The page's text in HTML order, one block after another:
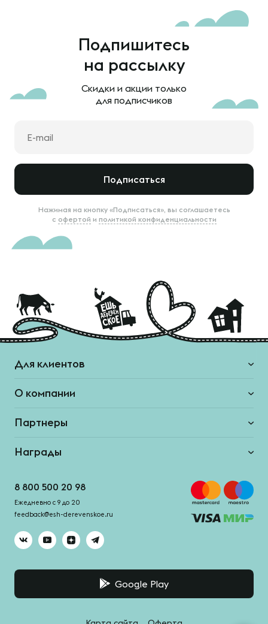
Подпишитесь
на рассылку
Скидки и акции только
для подписчиков
Подписаться
Нажимая на кнопку «Подписаться», вы соглашаетесь
с офертой и политикой конфиденциальности
Для клиентов
О компании
Партнеры
Награды
8 800 500 20 98
Ежедневно с 9 до 20
feedback@esh-derevenskoe.ru
Google Play